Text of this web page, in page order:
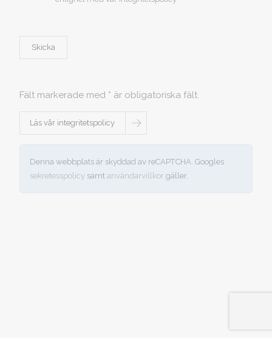
Fält markerade med * är obligatoriska fält.
Läs vår integritetspolicy
Denna webbplats är skyddad av reCAPTCHA. Googles
sekretesspolicy samt användarvillkor gäller.